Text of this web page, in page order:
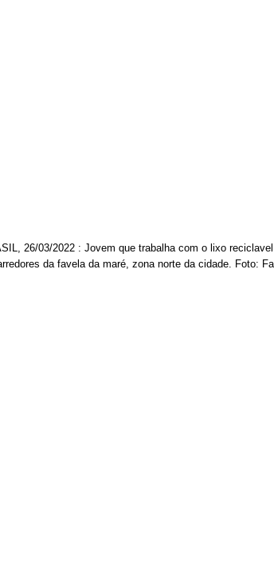
26/03/2022 : Jovem que trabalha com o lixo reciclavel
da favela da maré, zona norte da cidade. Foto: